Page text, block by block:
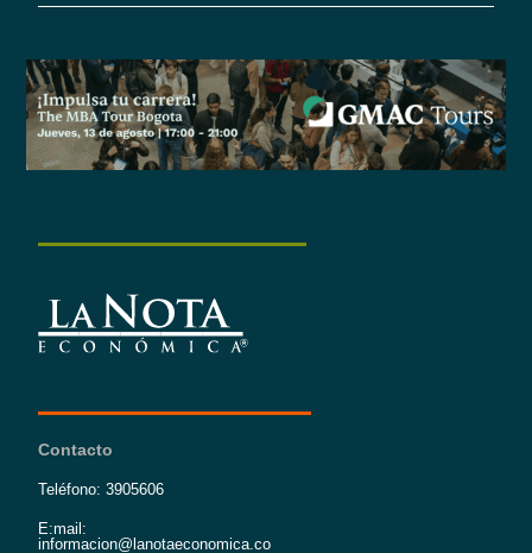
Contacto
Teléfono: 3905606
E:mail:
informacion@lanotaeconomica.co